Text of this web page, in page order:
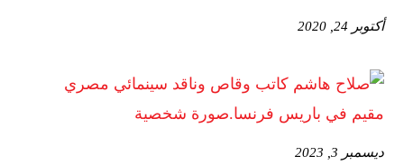
أكتوبر 24, 2020
ديسمبر 3, 2023